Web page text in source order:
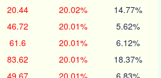
20.44 20.02% 14.77%
46.72 20.01% 5.62%
61.6 20.01% 6.12%
83.62 20.01% 18.37%